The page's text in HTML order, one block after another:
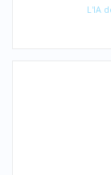
L'IA